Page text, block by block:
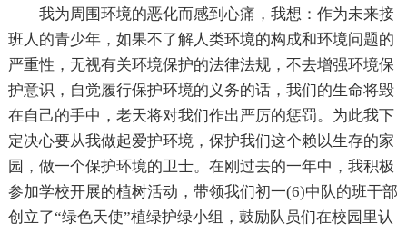
我为周围环境的恶化而感到心痛，我想：作为未来接
班人的青少年，如果不了解人类环境的构成和环境问题的
严重性，无视有关环境保护的法律法规，不去增强环境保
护意识，自觉履行保护环境的义务的话，我们的生命将毁
在自己的手中，老天将对我们作出严厉的惩罚。为此我下
定决心要从我做起爱护环境，保护我们这个赖以生存的家
园，做一个保护环境的卫士。在刚过去的一年中，我积极
参加学校开展的植树活动，带领我们初一(6)中队的班干部
创立了“绿色天使”植绿护绿小组，鼓励队员们在校园里认